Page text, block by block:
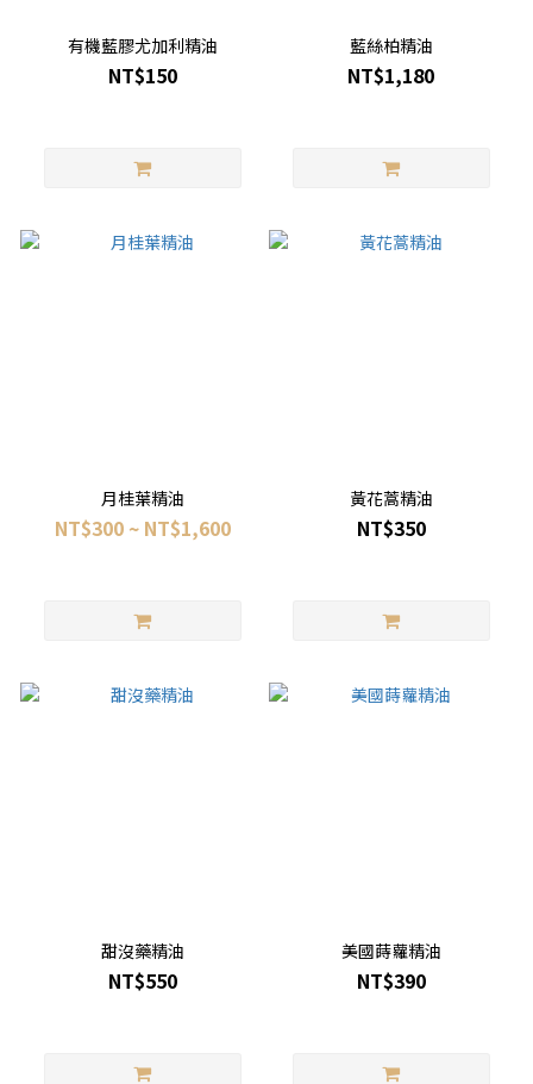
有機藍膠尤加利精油
NT$150
藍絲柏精油
NT$1,180
月桂葉精油
NT$300 ~ NT$1,600
黃花蒿精油
NT$350
甜沒藥精油
NT$550
美國蒔蘿精油
NT$390